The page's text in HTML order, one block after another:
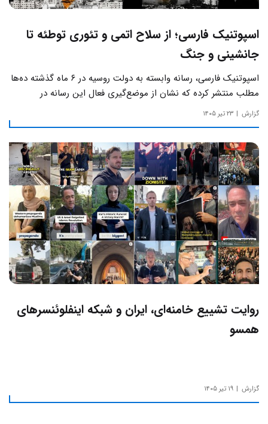
اسپوتنیک فارسی؛ از سلاح اتمی و تئوری توطئه تا
جانشینی و جنگ
اسپوتنیک فارسی، رسانه وابسته به دولت روسیه در ۶ ماه گذشته ده‌ها
مطلب منتشر کرده که نشان از موضع‌گیری فعال این رسانه‌ در
حساس‌ترین مسائل چالش‌های داخلی ایران دارد.
گزارش ۲۳ تیر ۱۴۰۵
روایت تشییع خامنه‌ای، ایران و شبکه اینفلوئنسرهای
همسو
گزارش ۱۹ تیر ۱۴۰۵